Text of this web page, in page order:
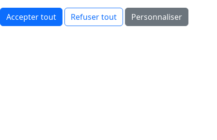
Accepter tout Refuser tout Personnaliser